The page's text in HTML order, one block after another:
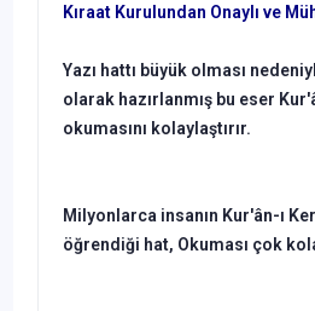
Kıraat Kurulundan Onaylı ve
Yazı hattı büyük olması
olarak hazırlanmış bu eser
okumasını kolaylaştırır.
Milyonlarca insanın Kur'ân-ı
öğrendiği hat, Okuması çok